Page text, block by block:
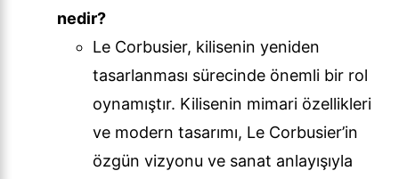
nedir?
Le Corbusier, kilisenin yeniden
tasarlanması sürecinde önemli bir rol
oynamıştır. Kilisenin mimari özellikleri
ve modern tasarımı, Le Corbusier’in
özgün vizyonu ve sanat anlayışıyla